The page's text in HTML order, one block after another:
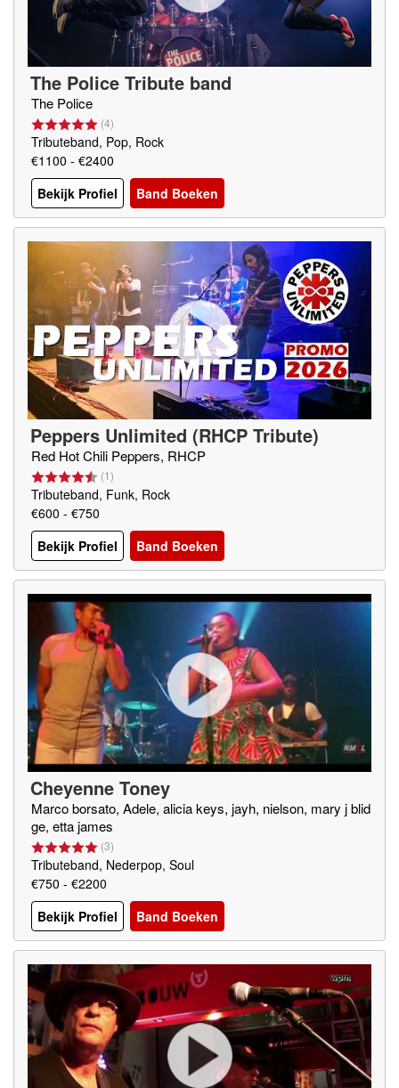
The Police Tribute band
The Police
(4)
Tributeband, Pop, Rock
€1100 - €2400
Bekijk Profiel
Band Boeken
Peppers Unlimited (RHCP Tribute)
Red Hot Chili Peppers, RHCP
(1)
Tributeband, Funk, Rock
€600 - €750
Bekijk Profiel
Band Boeken
Cheyenne Toney
Marco borsato, Adele, alicia keys, jayh, nielson, mary j blid
ge, etta james
(3)
Tributeband, Nederpop, Soul
€750 - €2200
Bekijk Profiel
Band Boeken